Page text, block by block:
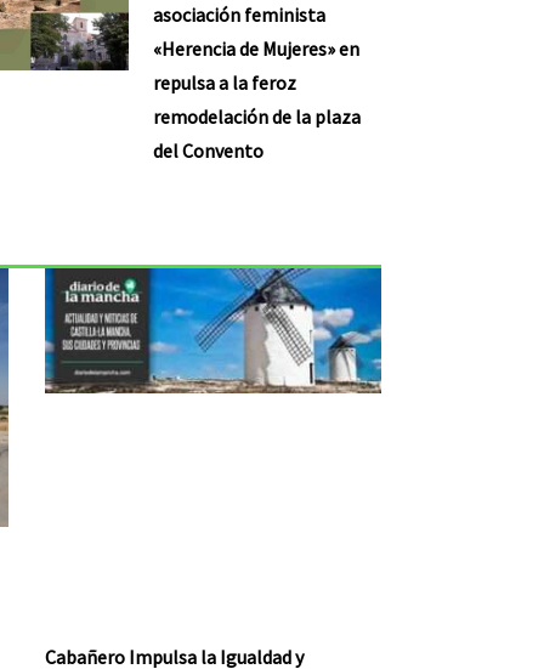
asociación feminista
«Herencia de Mujeres» en
repulsa a la feroz
remodelación de la plaza
del Convento
Cabañero Impulsa la Igualdad y